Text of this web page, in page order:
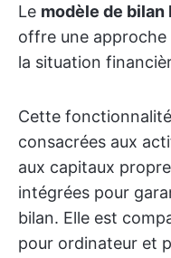
Le modèle de
offre une approche
la situation
Cette
consacrées aux
aux capitaux
intégrées pour
bilan. Elle est
pour ordinateur et